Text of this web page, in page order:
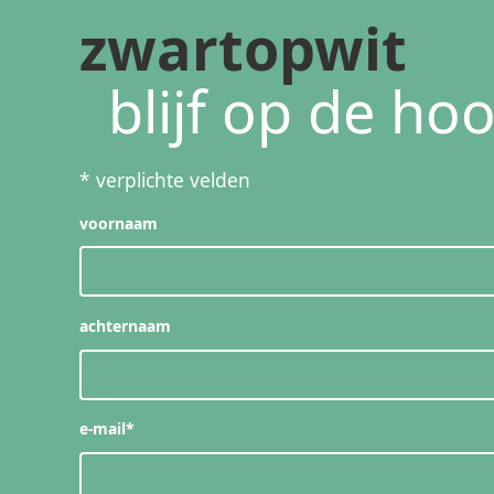
zwartopwit
blijf op de
* verplichte velden
voornaam
achternaam
e-mail*